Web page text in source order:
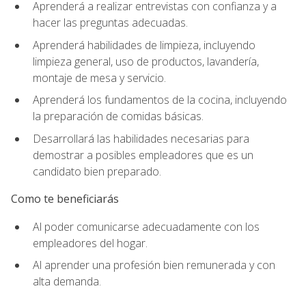
Aprenderá a realizar entrevistas con confianza y a
hacer las preguntas adecuadas.
Aprenderá habilidades de limpieza, incluyendo
limpieza general, uso de productos, lavandería,
montaje de mesa y servicio.
Aprenderá los fundamentos de la cocina, incluyendo
la preparación de comidas básicas.
Desarrollará las habilidades necesarias para
demostrar a posibles empleadores que es un
candidato bien preparado.
Como te beneficiarás
Al poder comunicarse adecuadamente con los
empleadores del hogar.
Al aprender una profesión bien remunerada y con
alta demanda.